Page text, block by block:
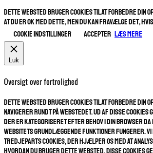
Dette websted bruger cookies til at forbedre din
at du er ok med dette, men du kan fravælge det,
Cookie indstillinger
ACCEPTER Læs mere
Luk
Oversigt over fortrolighed
Dette websted bruger cookies til at forbedre din
navigerer rundt på webstedet. Ud af disse cookies
der er kategoriseret efter behov i din browser da
websitets grundlæggende funktioner fungerer. Vi
tredjeparts cookies, der hjælper os med at